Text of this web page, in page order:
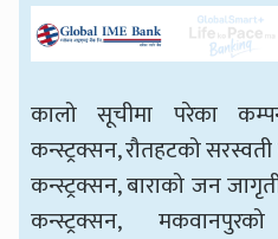
कालो सूचीमा परेका
कन्स्ट्रक्सन, रौतहटको
कन्स्ट्रक्सन, बाराको जन
कन्स्ट्रक्सन,